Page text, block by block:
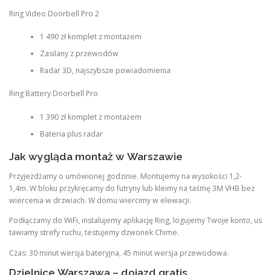
Ring Video Doorbell Pro 2
1 490 zł komplet z montażem
Zasilany z przewodów
Radar 3D, najszybsze powiadomienia
Ring Battery Doorbell Pro
1 390 zł komplet z montażem
Bateria plus radar
Jak wygląda montaż w Warszawie
Przyjeżdżamy o umówionej godzinie. Montujemy na wysokości 1,2-
1,4m. W bloku przykręcamy do futryny lub kleimy na taśmę 3M VHB bez
wiercenia w drzwiach. W domu wiercimy w elewacji.
Podłączamy do WiFi, instalujemy aplikację Ring, logujemy Twoje konto, us
tawiamy strefy ruchu, testujemy dzwonek Chime.
Czas: 30 minut wersja bateryjna, 45 minut wersja przewodowa.
Dzielnice Warszawa – dojazd gratis